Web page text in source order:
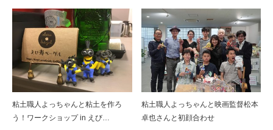
粘土職人よっちゃんと粘土を作ろ
う！ワークショップ in えび…
粘土職人よっちゃんと映画監督松本
卓也さんと初顔合わせ
よっちゃんワークショップ＠水戸市笠原町
よっちゃんの授業参観